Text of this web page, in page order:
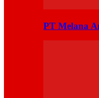
PT Melana